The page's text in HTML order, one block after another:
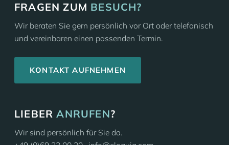
FRAGEN ZUM BESUCH?
Wir beraten Sie gern persönlich vor Ort oder telefonisch
und vereinbaren einen passenden Termin.
KONTAKT AUFNEHMEN
LIEBERANRUFEN?
Wir sind persönlich für Sie da.